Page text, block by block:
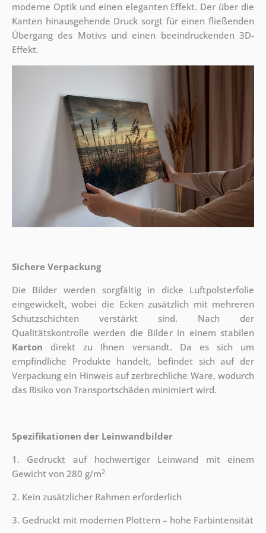
moderne Optik und einen eleganten Effekt. Der über die
Kanten hinausgehende Druck sorgt für einen fließenden
Übergang des Motivs und einen beeindruckenden 3D-
Effekt.
Sichere Verpackung
Die Bilder werden sorgfältig in dicke Luftpolsterfolie
eingewickelt, wobei die Ecken zusätzlich mit mehreren
Schutzschichten verstärkt sind. Nach der
Qualitätskontrolle werden die Bilder in einem stabilen
Karton direkt zu Ihnen versandt. Da es sich um
empfindliche Produkte handelt, befindet sich auf der
Verpackung ein Hinweis auf zerbrechliche Ware, wodurch
das Risiko von Transportschäden minimiert wird.
Spezifikationen der Leinwandbilder
1. Gedruckt auf hochwertiger Leinwand mit einem
Gewicht von 280 g/m2
2. Kein zusätzlicher Rahmen erforderlich
3. Gedruckt mit modernen Plottern – hohe Farbintensität